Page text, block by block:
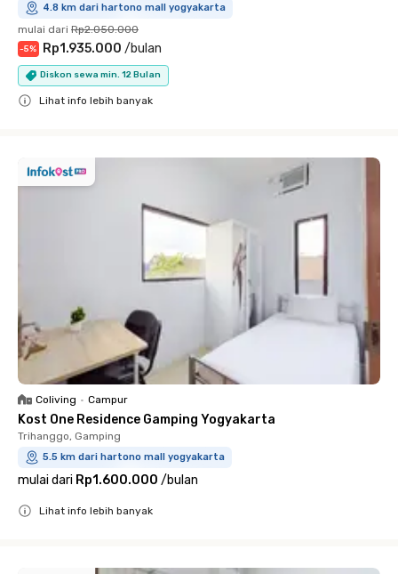
4.8 km dari hartono mall yogyakarta
mulai dari Rp2.050.000
-5% Rp1.935.000 /bulan
Diskon sewa min. 12 Bulan
Lihat info lebih banyak
Coliving • Campur
Kost One Residence Gamping Yogyakarta
Trihanggo, Gamping
5.5 km dari hartono mall yogyakarta
mulai dari Rp1.600.000 /bulan
Lihat info lebih banyak